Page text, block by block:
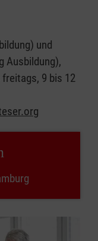
und
Ausbildung),
9 bis 12